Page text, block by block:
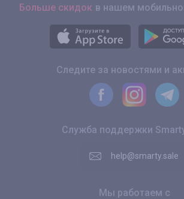
Больше скидок в нашем
Следите за новостями и
Служба поддержки
help@smarty.sale
Мы работаем с